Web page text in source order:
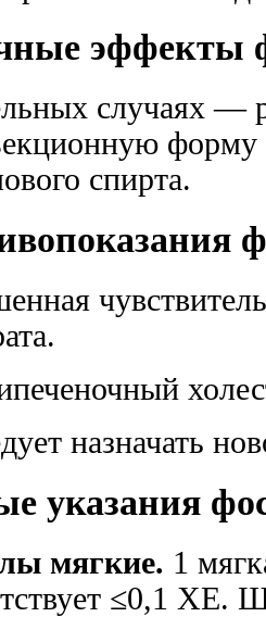
эффекты
случаях —
форму
спирта.
назначать
указания
мягкие. 1
≤0,1 ХЕ.